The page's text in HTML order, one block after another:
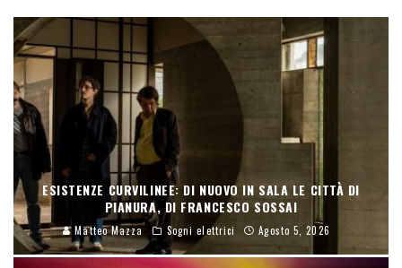
ESISTENZE CURVILINEE: DI NUOVO IN SALA LE CITTÀ DI
PIANURA, DI FRANCESCO SOSSAI
Matteo Mazza Sogni elettrici Agosto 5, 2026